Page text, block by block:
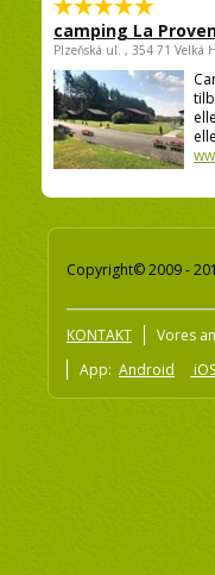
camping La
Plzeňská ul. , 354 71 Velká
Copyright© 2009 -
KONTAKT Vores
App: Android iOS